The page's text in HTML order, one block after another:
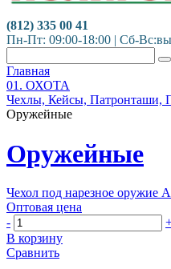
(812) 335 00 41
Пн-Пт: 09:00-18:00 | Сб-
Главная
01. ОХОТА
Чехлы, Кейсы, Патронташи,
Оружейные
Оружейные
Чехол под нарезное оружие
Оптовая цена
-
В корзину
Сравнить